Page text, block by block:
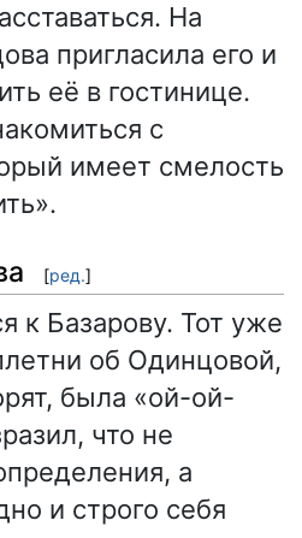
На
пригласила его и
её в гостинице.
с
имеет смелость
[ред.]
к Базарову. Тот уже
об Одинцовой,
была «ой-ой-
что не
а
и строго себя